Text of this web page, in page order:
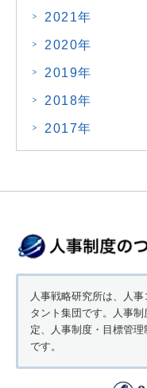
2021年
2020年
2019年
2018年
2017年
人事戦略研究所は、人
タント集団です。人事
定、人事制度・目標管
です。